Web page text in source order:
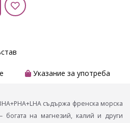
Указание за употреба
съдържа френска морска
на магнезий, калий и други